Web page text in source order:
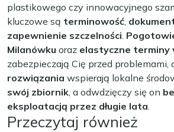
plastikowego czy innowacyjnego
kluczowe są terminowość,
zapewnienie szczelności.
Milanówku oraz elastyczne terminy
zabezpieczają Cię przed problemami,
rozwiązania wspierają lokalne
swój zbiornik, a odwdzięczy się on
eksploatacją przez długie lata.
Przeczytaj również